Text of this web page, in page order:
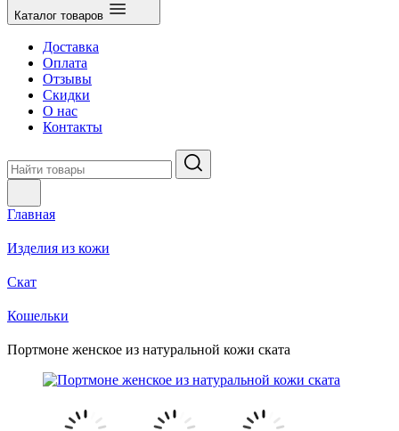
Каталог товаров
Доставка
Оплата
Отзывы
Скидки
О нас
Контакты
Главная
Изделия из кожи
Скат
Кошельки
Портмоне женское из натуральной кожи ската